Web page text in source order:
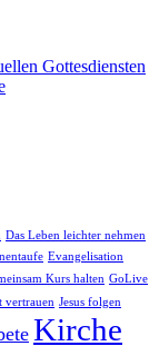
Gottesdiensten
Das Leben leichter nehmen
Evangelisation
Kurs halten GoLive
vertrauen Jesus folgen
Kirche